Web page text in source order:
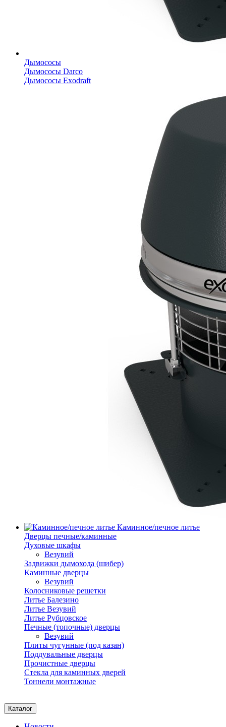
Дымососы
Дымососы Darco
Дымососы Exodraft
Каминное/печное литье
Дверцы печные/каминные
Духовые шкафы
Везувий
Задвижки дымохода (шибер)
Каминные дверцы
Везувий
Колосниковые решетки
Литье Балезино
Литье Везувий
Литье Рубцовское
Печные (топочные) дверцы
Везувий
Плиты чугунные (под казан)
Поддувальные дверцы
Прочистные дверцы
Стекла для каминных дверей
Тоннели монтажные
Каталог